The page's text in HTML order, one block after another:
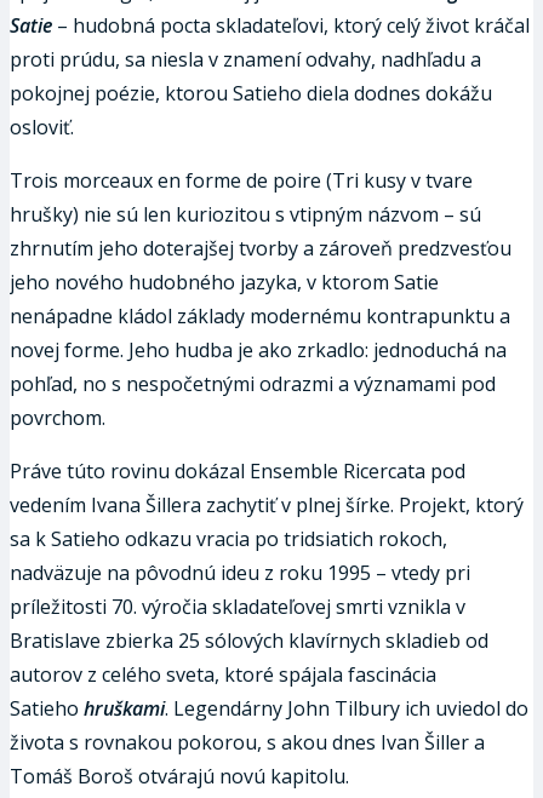
Satie – hudobná pocta skladateľovi, ktorý celý život kráčal
proti prúdu, sa niesla v znamení odvahy, nadhľadu a
pokojnej poézie, ktorou Satieho diela dodnes dokážu
osloviť.
Trois morceaux en forme de poire (Tri kusy v tvare
hrušky) nie sú len kuriozitou s vtipným názvom – sú
zhrnutím jeho doterajšej tvorby a zároveň predzvesťou
jeho nového hudobného jazyka, v ktorom Satie
nenápadne kládol základy modernému kontrapunktu a
novej forme. Jeho hudba je ako zrkadlo: jednoduchá na
pohľad, no s nespočetnými odrazmi a významami pod
povrchom.
Práve túto rovinu dokázal Ensemble Ricercata pod
vedením Ivana Šillera zachytiť v plnej šírke. Projekt, ktorý
sa k Satieho odkazu vracia po tridsiatich rokoch,
nadväzuje na pôvodnú ideu z roku 1995 – vtedy pri
príležitosti 70. výročia skladateľovej smrti vznikla v
Bratislave zbierka 25 sólových klavírnych skladieb od
autorov z celého sveta, ktoré spájala fascinácia
Satieho hruškami. Legendárny John Tilbury ich uviedol do
života s rovnakou pokorou, s akou dnes Ivan Šiller a
Tomáš Boroš otvárajú novú kapitolu.